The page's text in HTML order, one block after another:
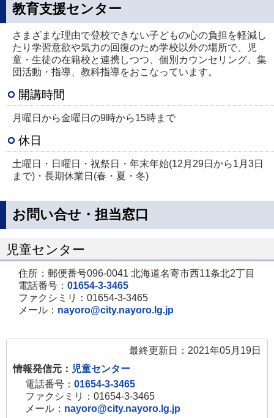
教育支援センター
さまざまな理由で登校できない子どもの心の負担を軽減し
たり学習意欲や気力の回復のため学校以外の場所で、児
童・生徒の在籍校と連携しつつ、個別カウンセリング、集
団活動・指導、教科指導をおこなっています。
開講時間
月曜日から金曜日の9時から15時まで
休日
土曜日・日曜日・祝祭日・年末年始(12月29日から1月3日
まで)・長期休業日(春・夏・冬)
お問い合せ・担当窓口
児童センター
住所：郵便番号096-0041 北海道名寄市西11条北2丁目
電話番号： 01654-3-3465
ファクシミリ：01654-3-3465
メール： nayoro@city.nayoro.lg.jp
最終更新日：2021年05月19日
情報発信元： 児童センター
電話番号： 01654-3-3465
ファクシミリ：01654-3-3465
メール： nayoro@city.nayoro.lg.jp